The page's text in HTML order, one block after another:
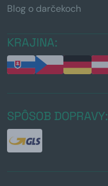
Blog o darčekoch
KRAJINA:
SPÔSOB DOPRAVY: